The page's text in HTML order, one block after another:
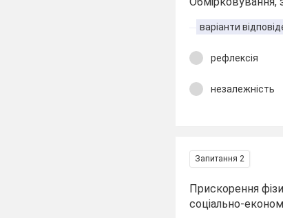
варіанти
рефлексія
незалежність
Запитання 2
Прискорення
соціально-